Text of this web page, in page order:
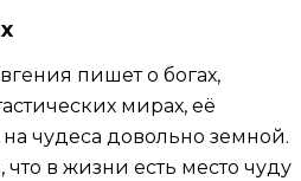
пишет о богах,
мирах, её
чудеса довольно земной.
в жизни есть место чуду